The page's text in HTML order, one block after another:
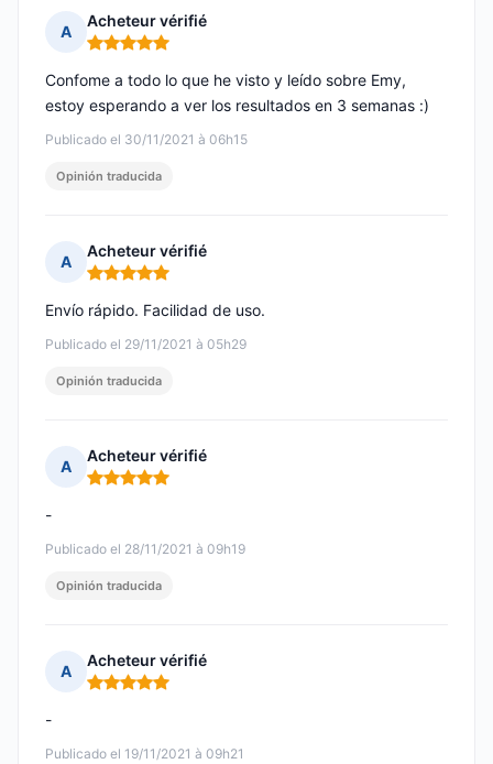
A
Acheteur vérifié
Nota: 5 de 5
Publicado el 30/11/2021 à 06h15
Confome a todo lo que he visto y leído sobre Emy,
estoy esperando a ver los resultados en 3 semanas :)
Opinión traducida
A
Acheteur vérifié
Nota: 5 de 5
Publicado el 29/11/2021 à 05h29
Envío rápido. Facilidad de uso.
Opinión traducida
A
Acheteur vérifié
Nota: 5 de 5
Publicado el 28/11/2021 à 09h19
-
Opinión traducida
A
Acheteur vérifié
Nota: 5 de 5
Publicado el 19/11/2021 à 09h21
-